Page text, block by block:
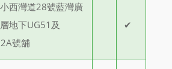
西灣道28號藍灣廣
地下UG51及
號舖
✔